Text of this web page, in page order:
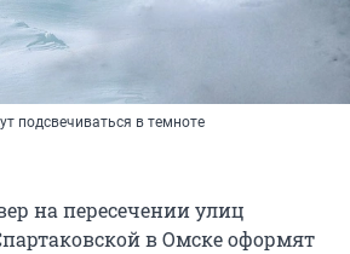
подсвечиваться в темноте
на пересечении улиц
в Омске оформят